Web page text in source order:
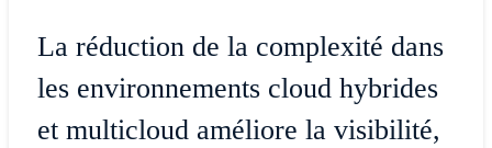
La réduction de la complexité dans
les environnements cloud hybrides
et multicloud améliore la visibilité,